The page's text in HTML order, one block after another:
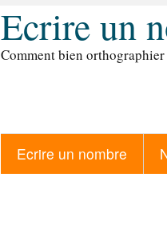
Ecrire un
Comment bien
Ecrire un nombre